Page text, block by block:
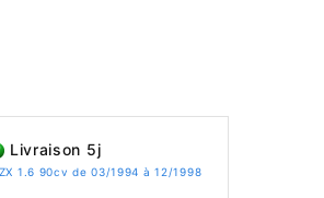
Livraison 5j
1.6 90cv de 03/1994 à 12/1998